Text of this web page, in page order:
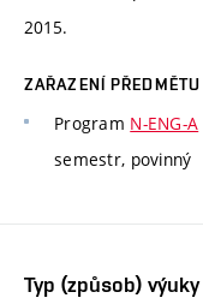
2015.
ZAŘAZENÍ
Program N-ENG-A
semestr, povinný
Typ (způsob) výuky